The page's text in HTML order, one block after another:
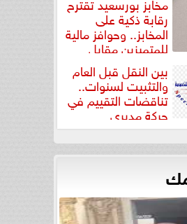
رقابة ذكية على
المخابز.. وحوافز مالية
للمتميزين مقابل
بين النقل قبل العام
والتثبيت لسنوات..
تناقضات التقييم في
حركة مديري